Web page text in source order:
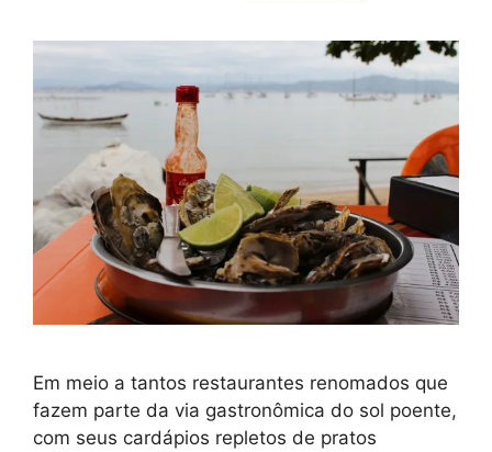
Em meio a tantos restaurantes renomados que
fazem parte da via gastronômica do sol poente,
com seus cardápios repletos de pratos